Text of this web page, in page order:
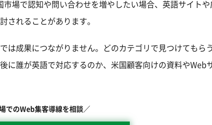
場で認知や問い合わせを増やしたい場合、英語サイト
されることがあります。
は成果につながりません。どのカテゴリで見つけてもら
に誰が英語で対応するのか、米国顧客向けの資料やWeb
でのWeb集客導線を相談／